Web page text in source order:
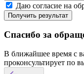
Даю согласие на
Получить результат
Спасибо за
В ближайшее время с
проконсультирует по